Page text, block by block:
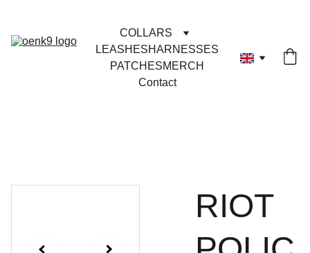
COLLARS
LEASHESHARNESSES
PATCHESMERCH
Contact
RIOT